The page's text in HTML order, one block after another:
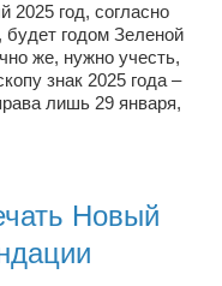
год, согласно
годом Зеленой
же, нужно учесть,
знак 2025 года –
лишь 29 января,
Новый